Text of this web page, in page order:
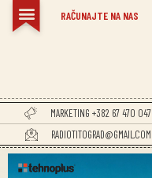
RAČUNAJTE NA NAS
MARKETING +382 67 470 047
RADIOTITOGRAD@GMAIL.COM